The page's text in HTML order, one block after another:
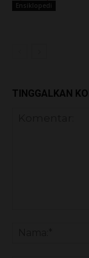
Ensiklopedi
TINGGALKAN